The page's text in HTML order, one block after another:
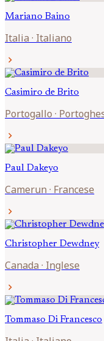
Mariano Baino
Italia · Italiano
chevron_right
Casimiro de Brito
Portogallo ·
chevron_right
Paul Dakeyo
Camerun · Francese
chevron_right
Christopher Dewdney
Canada · Inglese
chevron_right
Tommaso Di Francesco